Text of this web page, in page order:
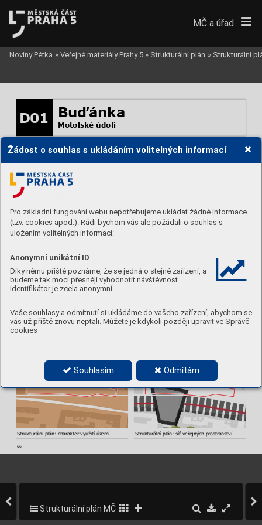
Žádost o souhlas s ukládáním volitelných informací
Pro základní fungování webu nepotřebujeme ukládat žádné informace
(tzv. cookies apod.). Rádi bychom vás ale požádali o souhlas s
uložením volitelných informací:
Anonymní unikátní ID
Díky němu příště poznáme, že se jedná o stejné zařízení, a
budeme tak moci přesněji vyhodnotit návštěvnost.
Identifikátor je zcela anonymní.
Vaše souhlasy a odmítnutí si ukládáme do vašeho zařízení, abychom se
vás už příště znovu neptali. Můžete je kdykoli později upravit ve Správě
cookies
Souhlasím Odmítám
66
Buďánka
Motolské údolí
D01
Stabilita k ochraně Výšková hl. I Míra využití A
Podíl zeleně 0,5 Podlažnost 1-2
Strukturální plán: charakter využití území Strukturální plán: síť veřejných prostranství
MČ a úřad
Noviny Pětka » Veřejné materiály Prahy 5 » Strukturální plán » Strukturální
Strukturální plán MČ Praha 5